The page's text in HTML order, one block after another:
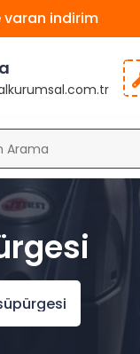
varan indirim